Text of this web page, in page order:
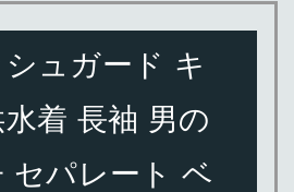
ュガード キ
着 長袖 男の
セパレート ベ